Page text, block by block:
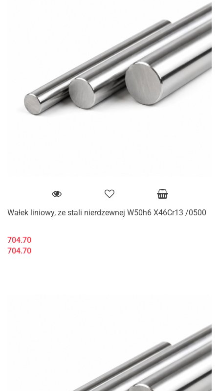
Wałek liniowy, ze stali nierdzewnej W50h6 X46Cr13 /0500
704.70
704.70